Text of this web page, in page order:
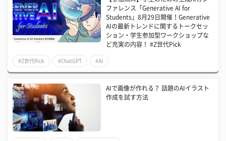
ファレンス「Generative AI for
Students」8月29日開催！Generative
AIの最新トレンドに関するトークセッ
ション・学生参加型ワークショップな
ど充実の内容！ #Z世代Pick
#Z世代Pick #ChatGPT #AI
AIで画像が作れる？ 話題のAIイラスト
作成を試す方法